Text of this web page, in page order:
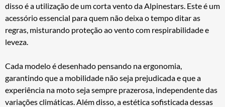
disso é a utilização de um corta vento da Alpinestars. Este é um
acessório essencial para quem não deixa o tempo ditar as
regras, misturando proteção ao vento com respirabilidade e
leveza.
Cada modelo é desenhado pensando na ergonomia,
garantindo que a mobilidade não seja prejudicada e que a
experiência na moto seja sempre prazerosa, independente das
variações climáticas. Além disso, a estética sofisticada dessas